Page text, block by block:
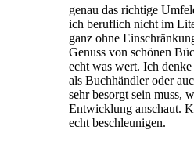
genau das richtige
ich beruflich nicht im
ganz ohne
Genuss von schönen
echt was wert. Ich
als Buchhändler oder
sehr besorgt sein muss,
Entwicklung anschaut.
echt beschleunigen.